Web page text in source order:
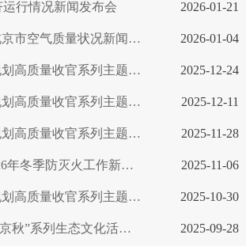
运行情况新闻发布会 2026-01-21
“十四五”时期北京市空气质量状况新闻发布会 2026-01-04
首都“十四五”规划高质量收官系列主题新闻发布会——深入推进全面依法治市，建设法治中国首善之区专场 2025-12-24
首都“十四五”规划高质量收官系列主题新闻发布会——全面深化改革专场 2025-12-11
首都“十四五”规划高质量收官系列主题新闻发布会——乡村振兴专场 2025-11-28
北京市2025-2026年冬季防灭火工作新闻发布会 2025-11-06
首都“十四五”规划高质量收官系列主题新闻发布会——高精尖产业发展专场 2025-10-30
“花园城市 多彩京秋”系列生态文化活动新闻发布会 2025-09-28